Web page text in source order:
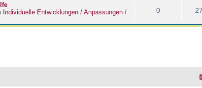
Individuelle Entwicklungen / Anpassungen /
0